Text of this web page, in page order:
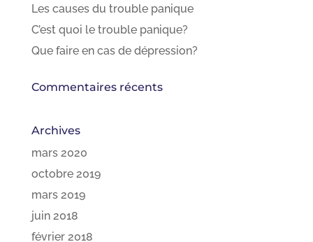
Les causes du trouble panique
C’est quoi le trouble panique?
Que faire en cas de dépression?
Commentaires récents
Archives
mars 2020
octobre 2019
mars 2019
juin 2018
février 2018